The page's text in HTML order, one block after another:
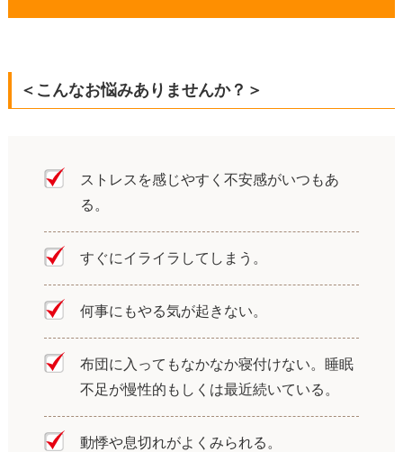
＜ こんなお悩みありませんか？＞
ストレスを感じやすく不安感がいつもあ
る。
すぐにイライラしてしまう。
何事にもやる気が起きない。
布団に入ってもなかなか寝付けない。睡眠
不足が慢性的もしくは最近続いている。
動悸や息切れがよくみられる。